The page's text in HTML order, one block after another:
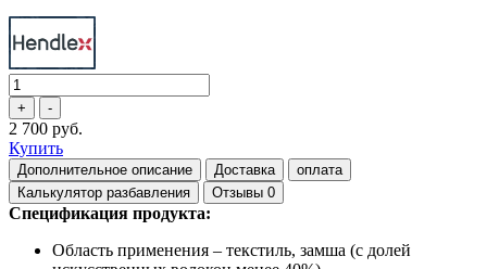
2 700 руб.
Купить
Дополнительное описание Доставка
оплата
Калькулятор разбавления
Отзывы 0
Спецификация продукта:
Область применения – текстиль, замша (с долей